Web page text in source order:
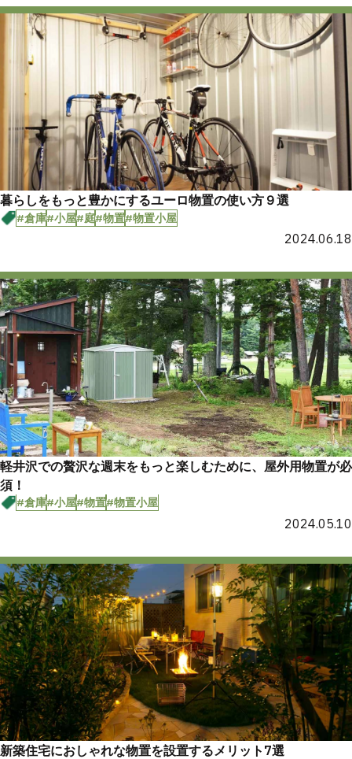
暮らしをもっと豊かにするユーロ物置の使い方９選
#倉庫#小屋#庭#物置#物置小屋
2024.06.18
軽井沢での贅沢な週末をもっと楽しむために、屋外用物置が必
須！
#倉庫#小屋#物置#物置小屋
2024.05.10
新築住宅におしゃれな物置を設置するメリット7選